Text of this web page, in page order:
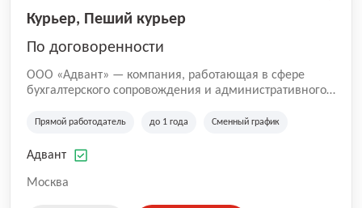
Курьер, Пеший курьер
По договоренности
ООО «Адвант» — компания, работающая в сфере
бухгалтерского сопровождения и административного
зарегистрирована в Санкт-Петербурге и
лиц и коммерческих организаций.
Прямой работодатель до 1 года Сменный график
Адвант
Москва